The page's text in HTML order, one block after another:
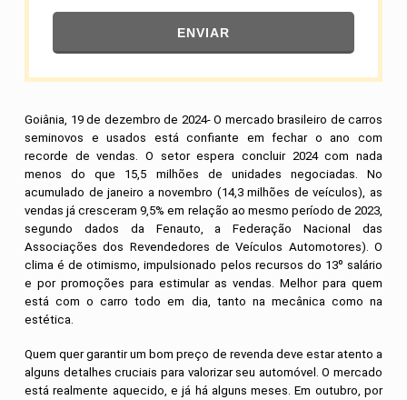
ENVIAR
Goiânia, 19 de dezembro de 2024- O mercado brasileiro de carros
seminovos e usados está confiante em fechar o ano com
recorde de vendas. O setor espera concluir 2024 com nada
menos do que 15,5 milhões de unidades negociadas. No
acumulado de janeiro a novembro (14,3 milhões de veículos), as
vendas já cresceram 9,5% em relação ao mesmo período de 2023,
segundo dados da Fenauto, a Federação Nacional das
Associações dos Revendedores de Veículos Automotores). O
clima é de otimismo, impulsionado pelos recursos do 13º salário
e por promoções para estimular as vendas. Melhor para quem
está com o carro todo em dia, tanto na mecânica como na
estética.
Quem quer garantir um bom preço de revenda deve estar atento a
alguns detalhes cruciais para valorizar seu automóvel. O mercado
está realmente aquecido, e já há alguns meses. Em outubro, por